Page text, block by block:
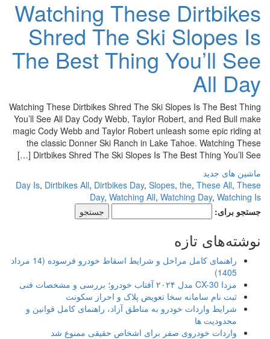
Watching These Dirtbikes
Shred The Ski Slopes Is
The Best Thing You’ll See
All Day
Watching These Dirtbikes Shred The Ski Slopes Is The Best Thing
You’ll See All Day Cody Webb, Taylor Robert, and Red Bull make
magic Cody Webb and Taylor Robert unleash some epic riding at
the classic Donner Ski Ranch in Lake Tahoe. Watching These
Dirtbikes Shred The Ski Slopes Is The Best Thing You’ll See […]
ماشین های جدید
Day Is,Dirtbikes All,Dirtbikes Day,Slopes,the,These All,These
Day,Watching All,Watching Day,Watching Is
جستجو برای:
نوشته‌های تازه
راهنمای کامل مراحل و شرایط اسقاط خودرو فرسوده (14 مرداد
1405)
مزدا CX-30 مدل ۲۰۲۴ آفتاب خودرو؛ بررسی و مشخصات فنی
ثبت نام سامانه سخا تعویض پلاک و احراز سکونت
شرایط واردات خودرو به مناطق آزاد، راهنمای کامل قوانین و
محدودیت ها
واردات خودروی صفر برای اشخاص حقیقی ممنوع شد